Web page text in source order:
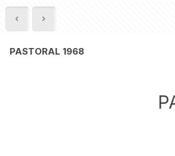
PASTORAL 1968